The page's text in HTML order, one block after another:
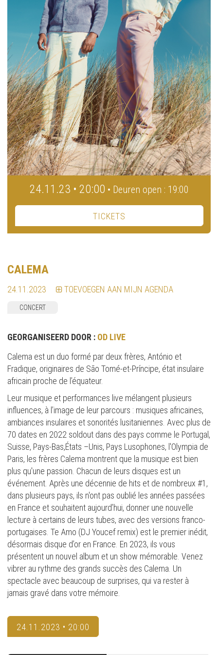
24.11.23 • 20:00 • Deuren open : 19:00
TICKETS
CALEMA
24.11.2023 TOEVOEGEN AAN MIJN AGENDA
CONCERT
GEORGANISEERD DOOR : OD LIVE
Calema est un duo formé par deux frères, António et
Fradique, originaires de São Tomé-et-Príncipe, état insulaire
africain proche de l’équateur.
Leur musique et performances live mélangent plusieurs
influences, à l’image de leur parcours : musiques africaines,
ambiances insulaires et sonorités lusitaniennes. Avec plus de
70 dates en 2022 soldout dans des pays comme le Portugal,
Suisse, Pays-Bas,États –Unis, Pays Lusophones, l'Olympia de
Paris, les frères Calema montrent que la musique est bien
plus qu'une passion. Chacun de leurs disques est un
événement. Après une décennie de hits et de nombreux #1,
dans plusieurs pays, ils n'ont pas oublié les années passées
en France et souhaitent aujourd’hui, donner une nouvelle
lecture à certains de leurs tubes, avec des versions franco-
portugaises. Te Amo (DJ Youcef remix) est le premier inédit,
désormais disque d’or en France. En 2023, ils vous
présentent un nouvel album et un show mémorable. Venez
vibrer au rythme des grands succès des Calema. Un
spectacle avec beaucoup de surprises, qui va rester à
jamais gravé dans votre mémoire.
24.11.2023 • 20:00